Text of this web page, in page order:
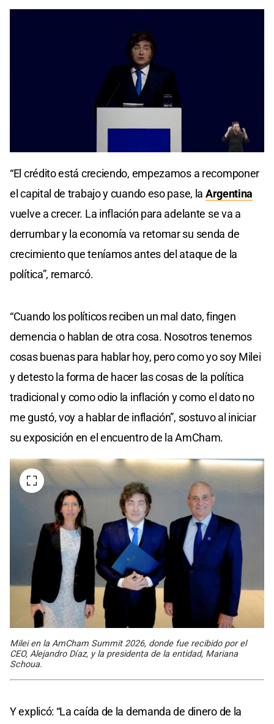
seconds
of
seconds
“El crédito está creciendo, empezamos a recomponer
el capital de trabajo y cuando eso pase, la Argentina
vuelve a crecer. La inflación para adelante se va a
derrumbar y la economía va retomar su senda de
crecimiento que teníamos antes del ataque de la
política”, remarcó.
“Cuando los políticos reciben un mal dato, fingen
demencia o hablan de otra cosa. Nosotros tenemos
cosas buenas para hablar hoy, pero como yo soy Milei
y detesto la forma de hacer las cosas de la política
tradicional y como odio la inflación y como el dato no
me gustó, voy a hablar de inflación”, sostuvo al iniciar
su exposición en el encuentro de la AmCham.
Milei en la AmCham Summit 2026, donde fue recibido por el
CEO, Alejandro Díaz, y la presidenta de la entidad, Mariana
Schoua.
Y explicó: “La caída de la demanda de dinero de la